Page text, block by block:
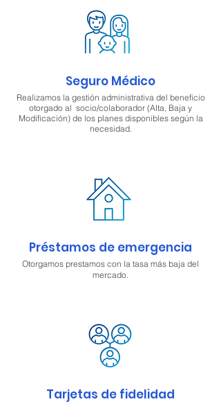
Seguro Médico
Realizamos la gestión administrativa del beneficio
otorgado al socio/colaborador (Alta, Baja y
Modificación) de los planes disponibles según la
necesidad.
Préstamos de emergencia
Otorgamos prestamos con la tasa más baja del
mercado.
Tarjetas de fidelidad